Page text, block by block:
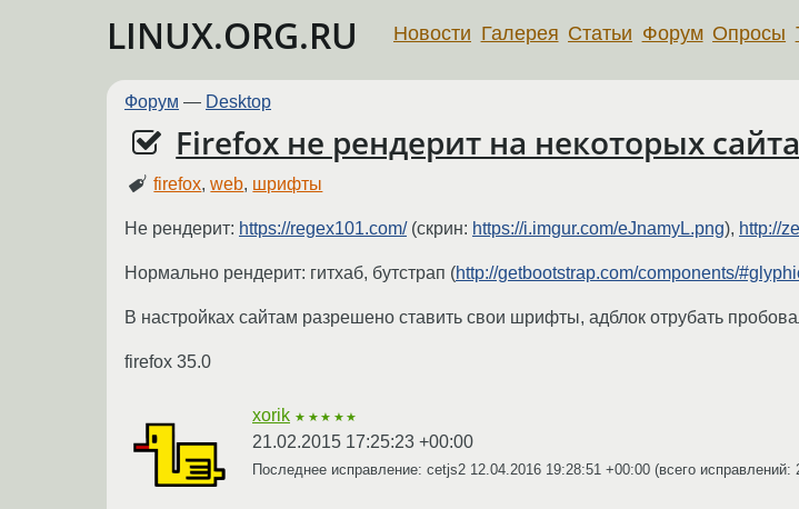
LINUX.ORG.RU Новости Галерея Статьи Форум Опросы
Форум — Desktop
Firefox не рендерит на некоторых
firefox,web, шрифты
Не рендерит: https://regex101.com/(скрин: https://i.imgur.com/eJnamyL.png), http://
Нормально рендерит: гитхаб, бутстрап (http://getbootstrap.com/components/
В настройках сайтам разрешено ставить свои шрифты, адблок отрубать
firefox 35.0
xorik ★★★★★
21.02.2015 17:25:23 +00:00
Последнее исправление: cetjs2 12.04.2016 19:28:51 +00:00 (всего исправлений: